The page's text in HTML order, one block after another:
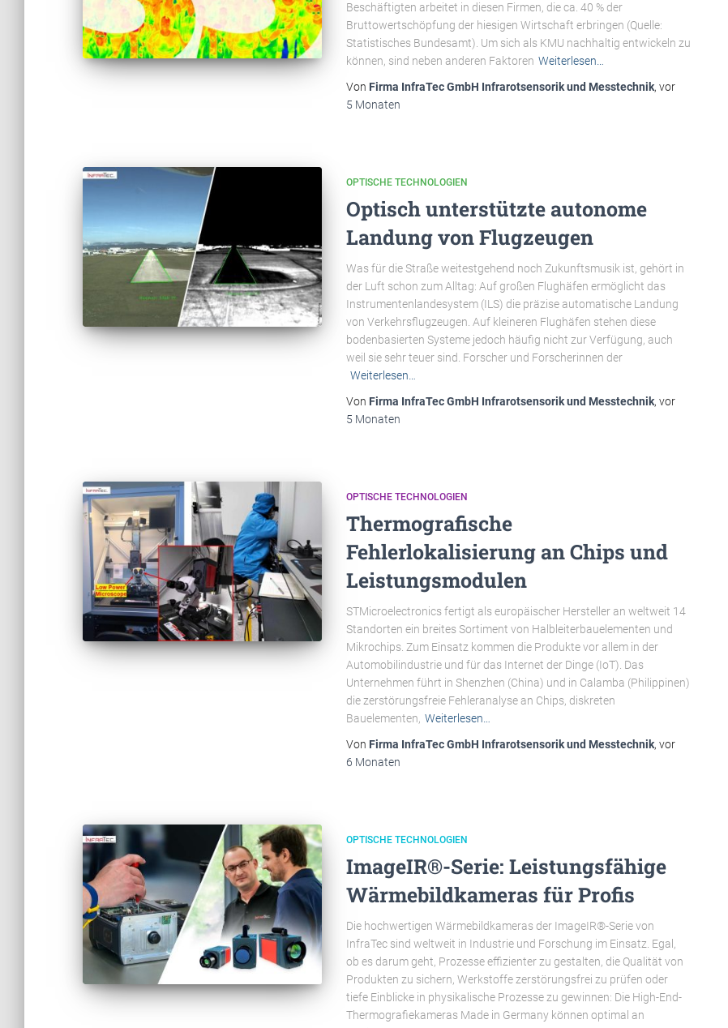
Beschäftigten arbeitet in diesen Firmen, die ca. 40 % der
Bruttowertschöpfung der hiesigen Wirtschaft erbringen (Quelle:
Statistisches Bundesamt). Um sich als KMU nachhaltig entwickeln zu
können, sind neben anderen Faktoren Weiterlesen…
Von Firma InfraTec GmbH Infrarotsensorik und Messtechnik, vor
5 Monaten
OPTISCHE TECHNOLOGIEN
Optisch unterstützte autonome
Landung von Flugzeugen
Was für die Straße weitestgehend noch Zukunftsmusik ist, gehört in
der Luft schon zum Alltag: Auf großen Flughäfen ermöglicht das
Instrumentenlandesystem (ILS) die präzise automatische Landung
von Verkehrsflugzeugen. Auf kleineren Flughäfen stehen diese
bodenbasierten Systeme jedoch häufig nicht zur Verfügung, auch
weil sie sehr teuer sind. Forscher und Forscherinnen der
Weiterlesen…
Von Firma InfraTec GmbH Infrarotsensorik und Messtechnik, vor
5 Monaten
OPTISCHE TECHNOLOGIEN
Thermografische
Fehlerlokalisierung an Chips und
Leistungsmodulen
STMicroelectronics fertigt als europäischer Hersteller an weltweit 14
Standorten ein breites Sortiment von Halbleiterbauelementen und
Mikrochips. Zum Einsatz kommen die Produkte vor allem in der
Automobilindustrie und für das Internet der Dinge (IoT). Das
Unternehmen führt in Shenzhen (China) und in Calamba (Philippinen)
die zerstörungsfreie Fehleranalyse an Chips, diskreten
Bauelementen, Weiterlesen…
Von Firma InfraTec GmbH Infrarotsensorik und Messtechnik, vor
6 Monaten
OPTISCHE TECHNOLOGIEN
ImageIR®-Serie: Leistungsfähige
Wärmebildkameras für Profis
Die hochwertigen Wärmebildkameras der ImageIR®-Serie von
InfraTec sind weltweit in Industrie und Forschung im Einsatz. Egal,
ob es darum geht, Prozesse effizienter zu gestalten, die Qualität von
Produkten zu sichern, Werkstoffe zerstörungsfrei zu prüfen oder
tiefe Einblicke in physikalische Prozesse zu gewinnen: Die High-End-
Thermografiekameras Made in Germany können optimal an